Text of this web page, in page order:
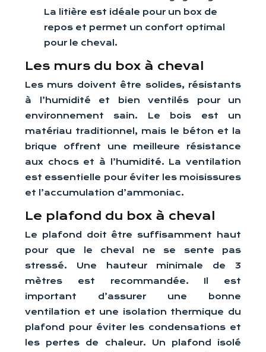
La litière est idéale pour un box de
repos et permet un confort optimal
pour le cheval.
Les murs du box à cheval
Les murs doivent être solides, résistants
à l’humidité et bien ventilés pour un
environnement sain. Le bois est un
matériau traditionnel, mais le béton et la
brique offrent une meilleure résistance
aux chocs et à l’humidité. La ventilation
est essentielle pour éviter les moisissures
et l’accumulation d’ammoniac.
Le plafond du box à cheval
Le plafond doit être suffisamment haut
pour que le cheval ne se sente pas
stressé. Une hauteur minimale de 3
mètres est recommandée. Il est
important d’assurer une bonne
ventilation et une isolation thermique du
plafond pour éviter les condensations et
les pertes de chaleur. Un plafond isolé